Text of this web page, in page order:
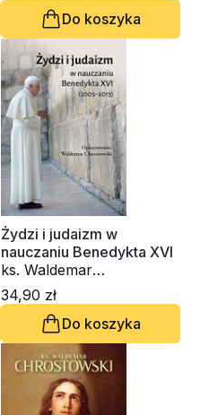
Do koszyka
Żydzi i judaizm w
nauczaniu Benedykta XVI
ks. Waldemar
Chrostowski
34,90 zł
Do koszyka